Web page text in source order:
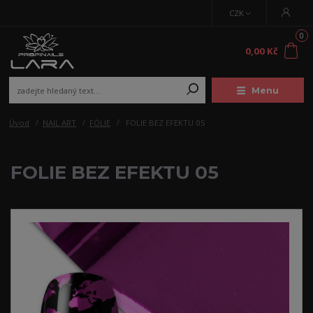
Menu
CZK
0
0,00 Kč
Úvod NAIL ART FÓLIE FOLIE BEZ EFEKTU 05
FOLIE BEZ EFEKTU 05